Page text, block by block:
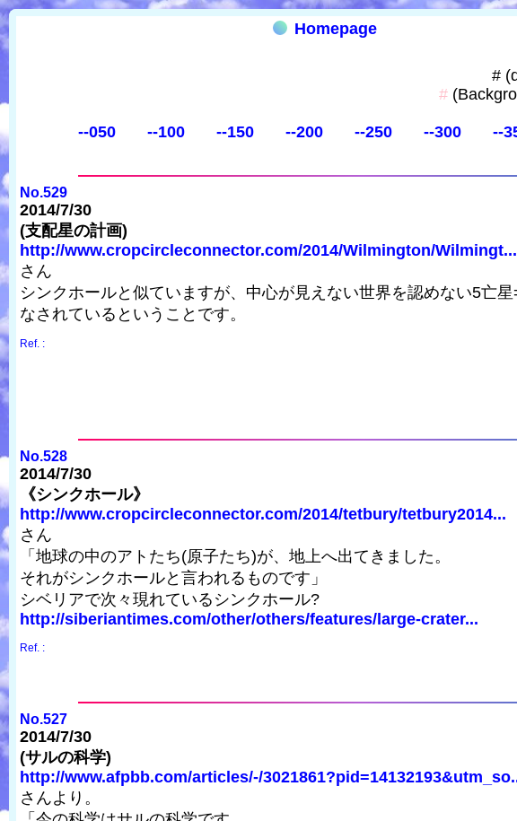
Homepage
#
#
--050 --100 --150 --200 --250 --300 --
No.529
2014/7/30
(支配星の計画)
http://www.cropcircleconnector.com/2014/Wilmington/Wilmingt...
さん
シンクホールと似ていますが、中心が見えない世界を認めない5亡
なされているということです。
Ref. :
No.528
2014/7/30
《シンクホール》
http://www.cropcircleconnector.com/2014/tetbury/tetbury2014...
さん
「地球の中のアトたち(原子たち)が、地上へ出てきました。
それがシンクホールと言われるものです」
シベリアで次々現れているシンクホール?
http://siberiantimes.com/other/others/features/large-crater...
Ref. :
No.527
2014/7/30
(サルの科学)
http://www.afpbb.com/articles/-/
さんより。